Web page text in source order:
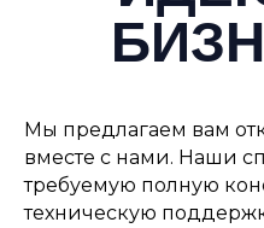
Мы предлагаем вам
вместе с нами. Наши
требуемую полную
техническую